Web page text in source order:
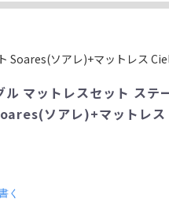
Soares(ソアレ)+マットレス
マットレスセット ステ
ソアレ)+マットレ
く